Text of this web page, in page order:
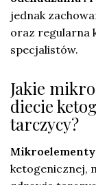
jednak
oraz regularna
specjalistów.
Jakie
diecie
tarczycy?
Mikroelementy
ketogenicznej,